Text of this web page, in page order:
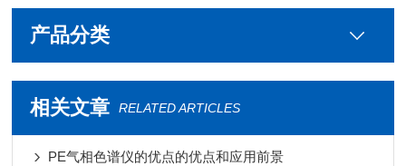
产品分类
相关文章 RELATED ARTICLES
PE气相色谱仪的优点的优点和应用前景